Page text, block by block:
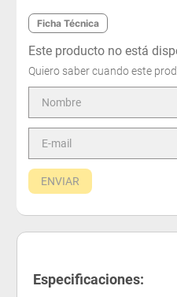
Ficha Técnica
Este producto no está
Quiero saber cuando este
ENVIAR
Especificaciones: